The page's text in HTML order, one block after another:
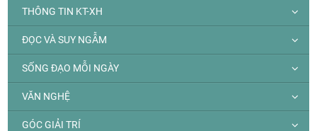
THÔNG TIN KT-XH
ĐỌC VÀ SUY NGẪM
SỐNG ĐẠO MỖI NGÀY
VĂN NGHỆ
GÓC GIẢI TRÍ